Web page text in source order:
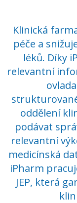
Klinická
péče a
léků. Díky
relevantní
oddělení
podávat
relevantní
medicínská
iPharm
JEP, která